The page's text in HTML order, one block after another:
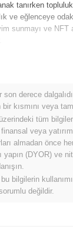
tanırken
ve eğlenceye
sunmayı ve NFT
ne zaman
amaçlayan
bir ekip
dijital
hızla ilgi gördü.
Dirty Street
ve işbirlikleri ve
genişletti, bu da
için neler
son derece
bir kısmını veya
tüm
finansal veya
almadan önce
yapın (DYOR) ve
bilgilerin
değildir.